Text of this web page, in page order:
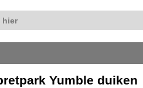
hier
Yumble duiken